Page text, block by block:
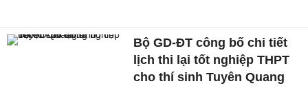
Bộ GD-ĐT công bố chi tiết
lịch thi lại tốt nghiệp THPT
cho thí sinh Tuyên Quang